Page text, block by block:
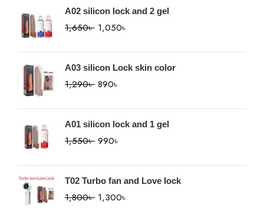
A02 silicon lock and 2 gel
1,650৳ 1,050৳
A03 silicon Lock skin color
1,290৳ 890৳
A01 silicon lock and 1 gel
1,550৳ 990৳
T02 Turbo fan and Love lock
1,800৳ 1,300৳